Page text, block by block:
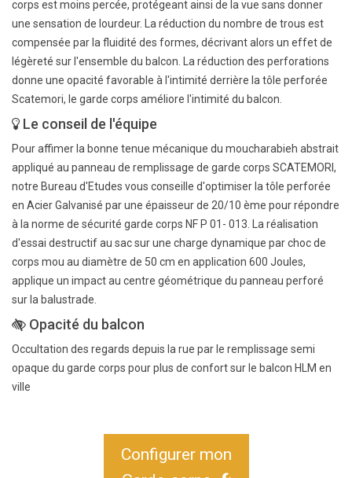
corps est moins percée, protégeant ainsi de la vue sans donner
une sensation de lourdeur. La réduction du nombre de trous est
compensée par la fluidité des formes, décrivant alors un effet de
légèreté sur l'ensemble du balcon. La réduction des perforations
donne une opacité favorable à l'intimité derrière la tôle perforée
Scatemori, le garde corps améliore l'intimité du balcon.
Le conseil de l'équipe
Pour affimer la bonne tenue mécanique du moucharabieh abstrait
appliqué au panneau de remplissage de garde corps SCATEMORI,
notre Bureau d'Etudes vous conseille d'optimiser la tôle perforée
en Acier Galvanisé par une épaisseur de 20/10 ème pour répondre
à la norme de sécurité garde corps NF P 01- 013. La réalisation
d'essai destructif au sac sur une charge dynamique par choc de
corps mou au diamètre de 50 cm en application 600 Joules,
applique un impact au centre géométrique du panneau perforé
sur la balustrade.
Opacité du balcon
Occultation des regards depuis la rue par le remplissage semi
opaque du garde corps pour plus de confort sur le balcon HLM en
ville
Configurer mon